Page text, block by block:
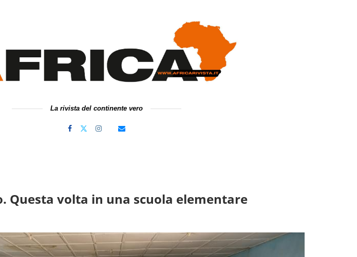
La rivista del continente vero
Questa volta in una scuola elementare